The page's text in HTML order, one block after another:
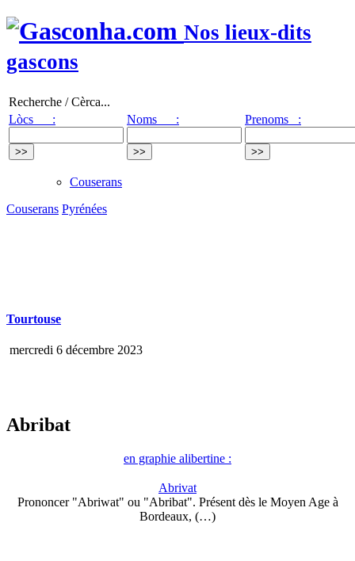
Nos lieux-dits
gascons
Recherche / Cèrca...
Lòcs :
Noms : Prenoms :
Couserans
Couserans Pyrénées
Tourtouse
mercredi 6 décembre 2023
Abribat
en graphie alibertine :
Abrivat
Prononcer "Abriwat" ou "Abribat". Présent dès le Moyen Age à
Bordeaux, (…)